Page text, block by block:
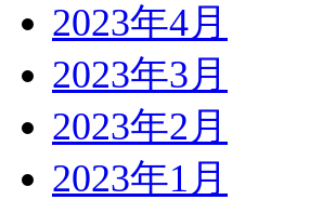
2023年4月
2023年3月
2023年2月
2023年1月